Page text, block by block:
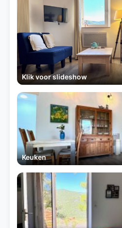
Klik voor slideshow
Keuken